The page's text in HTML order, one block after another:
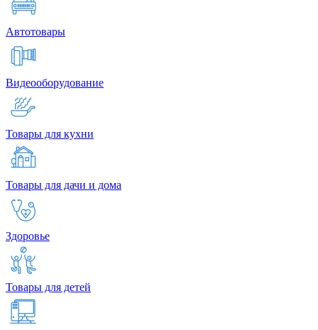
Автотовары
Видеооборудование
Товары для кухни
Товары для дачи и дома
Здоровье
Товары для детей